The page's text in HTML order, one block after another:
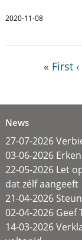
2020-11-08
« First
News
27-07-2026
03-06-2026
22-05-2026 Let
dat zélf aangeeft
21-04-2026
02-04-2026
14-03-2026